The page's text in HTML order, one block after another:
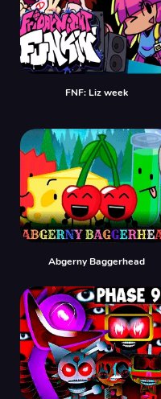
FNF: Liz week
Abgerny Baggerhead